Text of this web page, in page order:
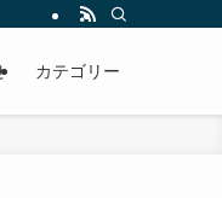
カテゴリー